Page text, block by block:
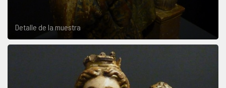
Detalle de la muestra